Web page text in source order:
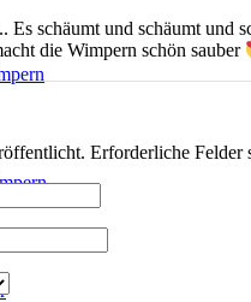
Es schäumt und schäumt und
die Wimpern schön sauber
Erforderliche Felder